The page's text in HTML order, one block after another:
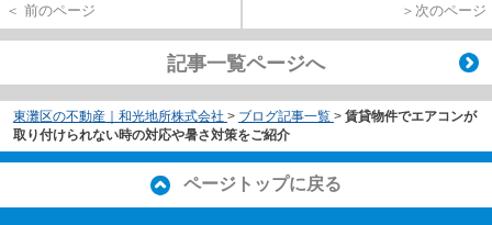
＜ 前のページ ＞次のページ
記事一覧ページへ
東灘区の不動産｜和光地所株式会社 > ブログ記事一覧 > 賃貸物件でエアコンが
取り付けられない時の対応や暑さ対策をご紹介
ページトップに戻る